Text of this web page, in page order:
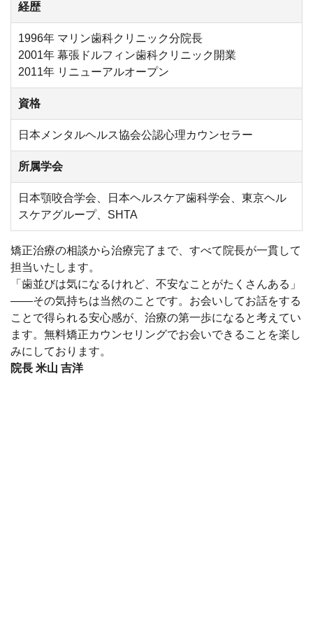
経歴
1996年 マリン歯科クリニック分院長
2001年 幕張ドルフィン歯科クリニック開業
2011年 リニューアルオープン
資格
日本メンタルヘルス協会公認心理カウンセラー
所属学会
日本顎咬合学会、日本ヘルスケア歯科学会、東京ヘル
スケアグループ、SHTA
矯正治療の相談から治療完了まで、すべて院長が一貫して
担当いたします。
「歯並びは気になるけれど、不安なことがたくさんある」
——その気持ちは当然のことです。お会いしてお話をする
ことで得られる安心感が、治療の第一歩になると考えてい
ます。無料矯正カウンセリングでお会いできることを楽し
みにしております。
院長 米山 吉洋